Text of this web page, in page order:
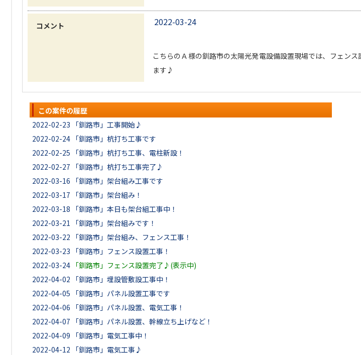
コメント 2022-03-24
こちらのＡ様の釧路市の太陽光発電設備設置現場では、フェン
ます♪
この案件の履歴
2022-02-23
「釧路市」工事開始♪
2022-02-24 「釧路市」杭打ち工事です
2022-02-25
「釧路市」杭打ち工事、電柱新設！
2022-02-27
「釧路市」杭打ち工事完了♪
2022-03-16
「釧路市」架台組み工事です
2022-03-17
「釧路市」架台組み！
2022-03-18
「釧路市」本日も架台組工事中！
2022-03-21
「釧路市」架台組みです！
2022-03-22
「釧路市」架台組み、フェンス工事！
2022-03-23
「釧路市」フェンス設置工事！
2022-03-24 「釧路市」フェンス設置完了♪(表示中)
2022-04-02
「釧路市」埋設管敷設工事中！
2022-04-05
「釧路市」パネル設置工事です
2022-04-06
「釧路市」パネル設置、電気工事！
2022-04-07
「釧路市」パネル設置、幹線立ち上げなど！
2022-04-09
「釧路市」電気工事中！
2022-04-12
「釧路市」電気工事♪